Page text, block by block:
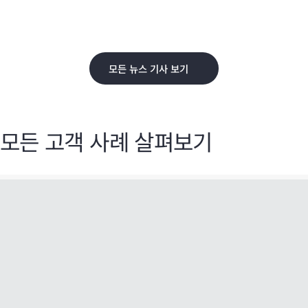
모든 뉴스 기사 보기
모든 고객 사례 살펴보기